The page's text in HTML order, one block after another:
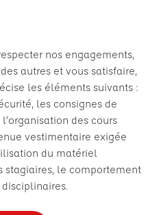
nos engagements,
autres et vous satisfaire,
les éléments suivants :
les consignes de
des cours
vestimentaire exigée
du matériel
stagiaires, le comportement